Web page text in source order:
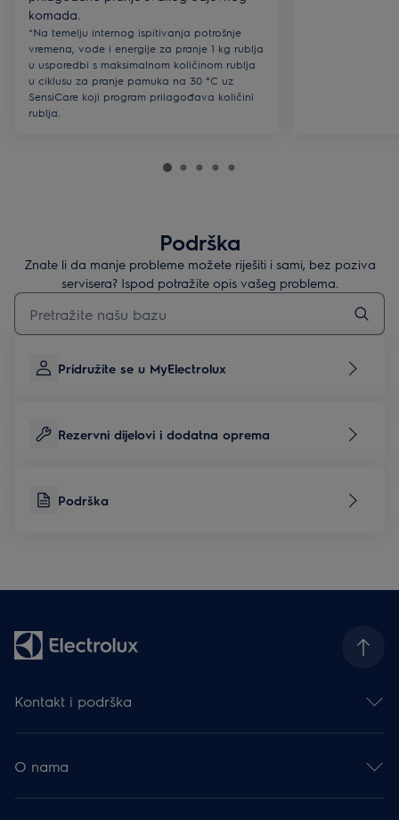
komada.
*Na temelju internog ispitivanja potrošnje
vremena, vode i energije za pranje 1 kg rublja
u usporedbi s maksimalnom količinom rublja
u ciklusu za pranje pamuka na 30 °C uz
SensiCare koji program prilagođava količini
rublja.
Podrška
Znate li da manje probleme možete riješiti i sami, bez poziva
servisera? Ispod potražite opis vašeg problema.
Upišite za pretraživanje članaka podrške
Pridružite se u MyElectrolux
Rezervni dijelovi i dodatna oprema
Podrška
Kontakt i podrška
Newsletter
Facebook
Instagram
O nama